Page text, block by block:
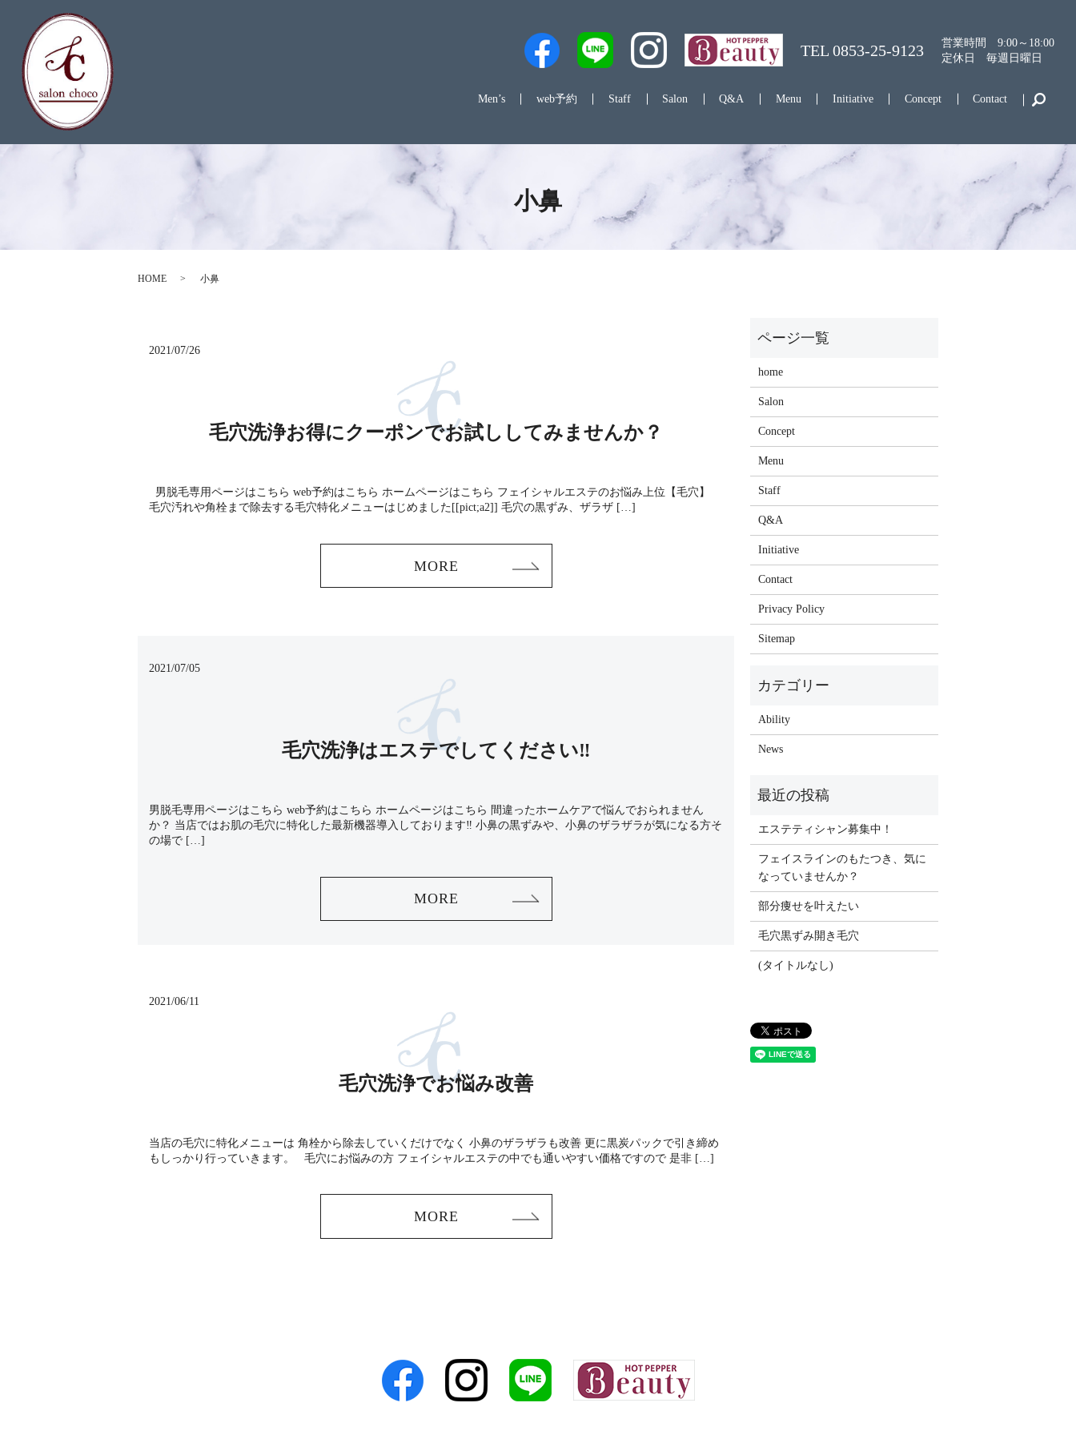
Men’s web予約 Staff Salon Q&A Menu Initiative Concept Contact
TEL0853-25-9123
営業時間 9:00～18:00
定休日 毎週日曜日
小鼻
HOME 小鼻
2021/07/26
毛穴洗浄お得にクーポンでお試ししてみませんか？
男脱毛専用ページはこちら web予約はこちら ホームページはこちら フェイシャルエステのお悩み上位【毛穴】
毛穴汚れや角栓まで除去する毛穴特化メニューはじめました[[pict;a2]] 毛穴の黒ずみ、ザラザ […]
MORE
2021/07/05
毛穴洗浄はエステでしてください‼️
男脱毛専用ページはこちら web予約はこちら ホームページはこちら 間違ったホームケアで悩んでおられません
か？ 当店ではお肌の毛穴に特化した最新機器導入しております‼️ 小鼻の黒ずみや、小鼻のザラザラが気になる方そ
の場で […]
MORE
2021/06/11
毛穴洗浄でお悩み改善
当店の毛穴に特化メニューは 角栓から除去していくだけでなく 小鼻のザラザラも改善 更に黒炭パックで引き締め
もしっかり行っていきます。 毛穴にお悩みの方 フェイシャルエステの中でも通いやすい価格ですので 是非 […]
MORE
home
Salon
Concept
Menu
Staff
Q&A
Initiative
Contact
Privacy Policy
Sitemap
Ability
News
エステティシャン募集中！
フェイスラインのもたつき、気に
なっていませんか？
部分痩せを叶えたい
毛穴黒ずみ開き毛穴
(タイトルなし)